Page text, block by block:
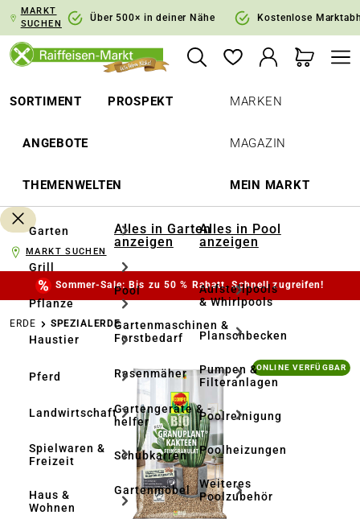
Zur Hauptnavigation springen
MARKT
SUCHEN
Über 500× in deiner Nähe Kostenlose
SORTIMENT PROSPEKT
ANGEBOTE
THEMENWELTEN
MARKEN
MAGAZIN
MEIN MARKT
Garten
Grill
Pflanze
Haustier
Pferd
Landwirtschaft
Spielwaren &
Freizeit
Haus &
Wohnen
Alles in Garten
anzeigen
Pool
Gartenmaschinen &
Forstbedarf
Rasenmäher
Gartengeräte & -
helfer
Schubkarren
Gartenmöbel
Alles in Pool
anzeigen
Aufstellpools
& Whirlpools
Planschbecken
Pumpen &
Filteranlagen
Poolreinigung
Poolheizungen
Weiteres
Poolzubehör
MARKT SUCHEN
Sommer-Sale: Bis zu 50 % Rabatt. Schnell zugreifen!
ERDE SPEZIALERDE
Bildergalerie überspringen ONLINE VERFÜGBAR